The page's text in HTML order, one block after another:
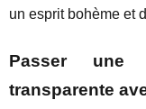
un esprit bohème et
Passer
transparente